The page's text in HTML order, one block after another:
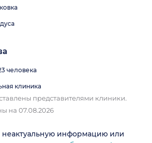
человека
клиника
представителями клиники.
на 07.08.2026
информацию или